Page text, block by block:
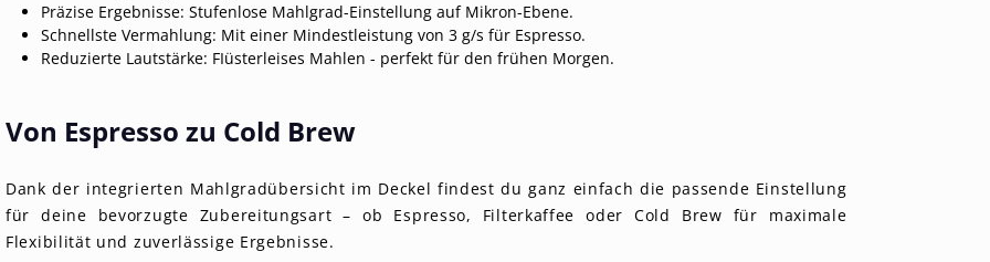
Präzise Ergebnisse: Stufenlose Mahlgrad-Einstellung auf Mikron-Ebene.
Schnellste Vermahlung: Mit einer Mindestleistung von 3 g/s für Espresso.
Reduzierte Lautstärke: FIüsterleises Mahlen - perfekt für den frühen Morgen.
Von Espresso zu Cold Brew
Dank der integrierten Mahlgradübersicht im Deckel findest du ganz einfach die passende Einstellung
für deine bevorzugte Zubereitungsart – ob Espresso, Filterkaffee oder Cold Brew für maximale
Flexibilität und zuverlässige Ergebnisse.